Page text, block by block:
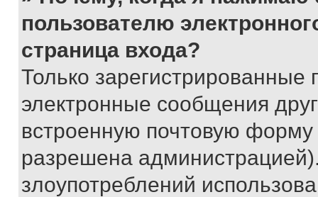
пользователю
страница входа?
Только зарегистрированные
электронные сообщения
встроенную почтовую
разрешена
злоупотреблений